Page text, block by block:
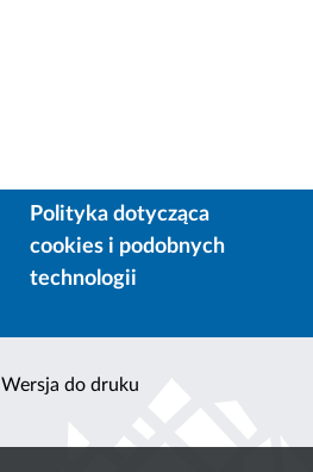
Polityka dotycząca
cookies i podobnych
technologii
Wersja do druku